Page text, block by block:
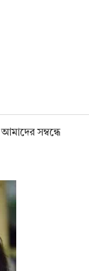
আমাদের সম্বন্ধে